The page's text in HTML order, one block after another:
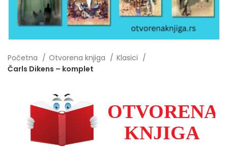
Početna Otvorena knjiga
Klasici
Čarls Dikens – komplet